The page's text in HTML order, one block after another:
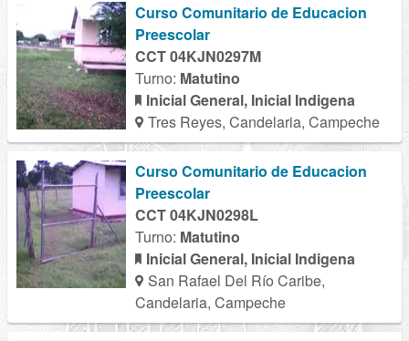
Curso Comunitario de Educacion
Preescolar
CCT 04KJN0297M
Turno: Matutino
Inicial General, Inicial Indigena
Tres Reyes, Candelaria, Campeche
Curso Comunitario de Educacion
Preescolar
CCT 04KJN0298L
Turno: Matutino
Inicial General, Inicial Indigena
San Rafael Del Río Caribe,
Candelaria, Campeche